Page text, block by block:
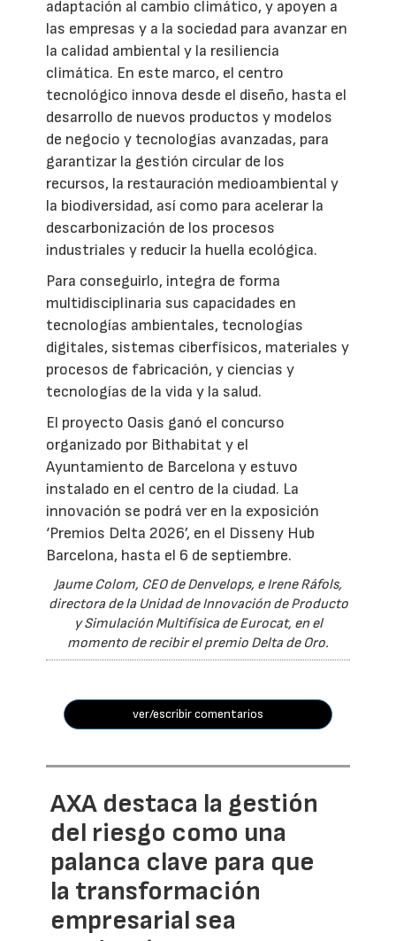
adaptación al cambio climático, y apoyen a
las empresas y a la sociedad para avanzar en
la calidad ambiental y la resiliencia
climática. En este marco, el centro
tecnológico innova desde el diseño, hasta el
desarrollo de nuevos productos y modelos
de negocio y tecnologías avanzadas, para
garantizar la gestión circular de los
recursos, la restauración medioambiental y
la biodiversidad, así como para acelerar la
descarbonización de los procesos
industriales y reducir la huella ecológica.
Para conseguirlo, integra de forma
multidisciplinaria sus capacidades en
tecnologías ambientales, tecnologías
digitales, sistemas ciberfísicos, materiales y
procesos de fabricación, y ciencias y
tecnologías de la vida y la salud.
El proyecto Oasis ganó el concurso
organizado por Bithabitat y el
Ayuntamiento de Barcelona y estuvo
instalado en el centro de la ciudad. La
innovación se podrá ver en la exposición
‘Premios Delta 2026’, en el Disseny Hub
Barcelona, hasta el 6 de septiembre.
Jaume Colom, CEO de Denvelops, e Irene Ráfols,
directora de la Unidad de Innovación de Producto
y Simulación Multifísica de Eurocat, en el
momento de recibir el premio Delta de Oro.
ver/escribir comentarios
AXA destaca la gestión
del riesgo como una
palanca clave para que
la transformación
empresarial sea